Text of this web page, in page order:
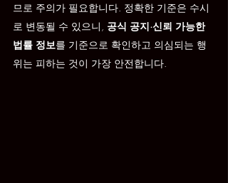
므로 주의가 필요합니다. 정확한 기준은 수시
로 변동될 수 있으니, 공식 공지·신뢰 가능한
법률 정보를 기준으로 확인하고 의심되는 행
위는 피하는 것이 가장 안전합니다.